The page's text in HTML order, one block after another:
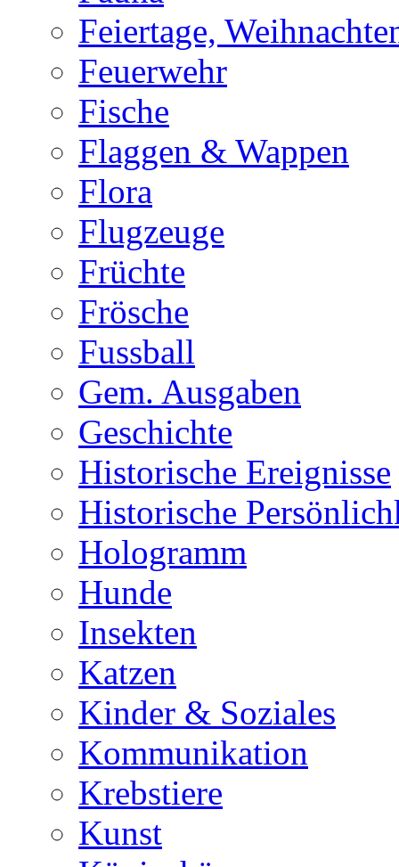
Feiertage,
Feuerwehr
Fische
Flaggen & Wappen
Flora
Flugzeuge
Früchte
Frösche
Fussball
Gem. Ausgaben
Geschichte
Historische Ereignisse
Historische
Hologramm
Hunde
Insekten
Katzen
Kinder & Soziales
Kommunikation
Krebstiere
Kunst